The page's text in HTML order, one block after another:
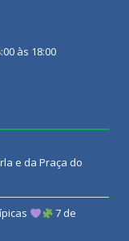
às 18:00
e da Praça do
7 de